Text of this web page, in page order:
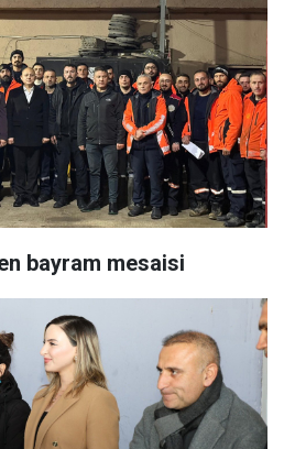
bayram mesaisi